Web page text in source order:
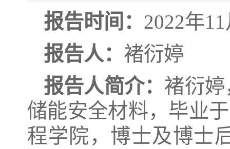
报告时间： 2022年11
报告人： 褚衍婷
报告人简介： 褚衍
储能安全材料，毕业
程学院，博士及博士